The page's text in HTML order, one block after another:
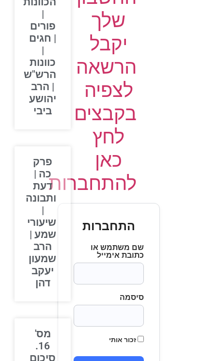
שלך
יקבל
הרשאה
לצפיה
בקבצים
לחץ
כאן
להתחברות
התחברות
שם משתמש או
כתובת אימייל
סיסמה
זכור אותי
פורים
| חגים
כוונות
הרש"ש
| הרב
יהושע
ביבי
פרק
כה |
דעת
ותבונה
שיעורי
שמע |
הרב
שמעון
יעקב
דהן
מס'
16.
סיכום